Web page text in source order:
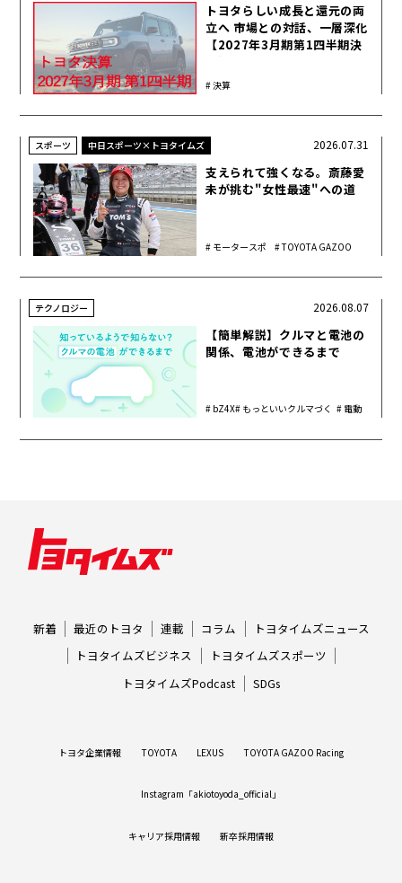
トヨタらしい成長と還元の両
立へ 市場との対話、一層深化
【2027年3月期第1四半期決
決算
スポーツ 中日スポーツ×トヨタイムズ
支えられて強くなる。斎藤愛
未が挑む"女性最速"への道
モータースポ
TOYOTA GAZOO
2026.07.31
テクノロジー
【簡単解説】クルマと電池の
関係、電池ができるまで
bZ4X もっといいクルマづく
電動
2026.08.07
新着 最近のトヨタ 連載 コラム
トヨタイムズニュース
トヨタイムズビジネス
トヨタイムズスポーツ
トヨタイムズPodcast
SDGs
トヨタ企業情報 TOYOTA LEXUS TOYOTA GAZOO Racing
Instagram「akiotoyoda_official」
キャリア採用情報 新卒採用情報